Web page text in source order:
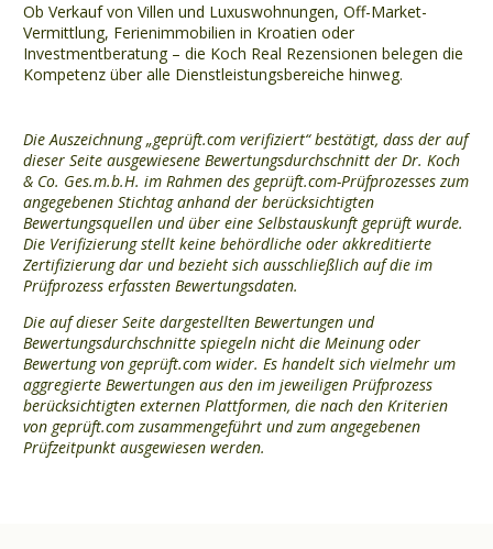
Ob Verkauf von Villen und Luxuswohnungen, Off-Market-
Vermittlung, Ferienimmobilien in Kroatien oder
Investmentberatung – die Koch Real Rezensionen belegen die
Kompetenz über alle Dienstleistungsbereiche hinweg.
Die Auszeichnung „geprüft.com verifiziert“ bestätigt, dass der auf
dieser Seite ausgewiesene Bewertungsdurchschnitt der Dr. Koch
& Co. Ges.m.b.H. im Rahmen des geprüft.com-Prüfprozesses zum
angegebenen Stichtag anhand der berücksichtigten
Bewertungsquellen und über eine Selbstauskunft geprüft wurde.
Die Verifizierung stellt keine behördliche oder akkreditierte
Zertifizierung dar und bezieht sich ausschließlich auf die im
Prüfprozess erfassten Bewertungsdaten.
Die auf dieser Seite dargestellten Bewertungen und
Bewertungsdurchschnitte spiegeln nicht die Meinung oder
Bewertung von geprüft.com wider. Es handelt sich vielmehr um
aggregierte Bewertungen aus den im jeweiligen Prüfprozess
berücksichtigten externen Plattformen, die nach den Kriterien
von geprüft.com zusammengeführt und zum angegebenen
Prüfzeitpunkt ausgewiesen werden.